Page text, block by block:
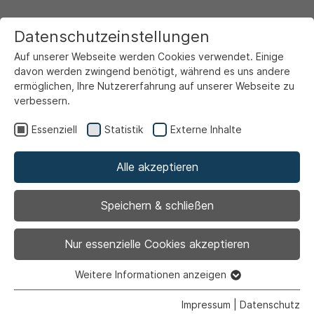
Lieferung und Montage
Multimediaausstattung
Datenschutzeinstellungen
Auf unserer Webseite werden Cookies verwendet. Einige
davon werden zwingend benötigt, während es uns andere
ermöglichen, Ihre Nutzererfahrung auf unserer Webseite zu
verbessern.
Essenziell Statistik Externe Inhalte
Alle akzeptieren
Speichern & schließen
Nur essenzielle Cookies akzeptieren
Essenzielle Cookies werden für grundlegende Funktionen
Weitere Informationen anzeigen
Impressum Datenschutz